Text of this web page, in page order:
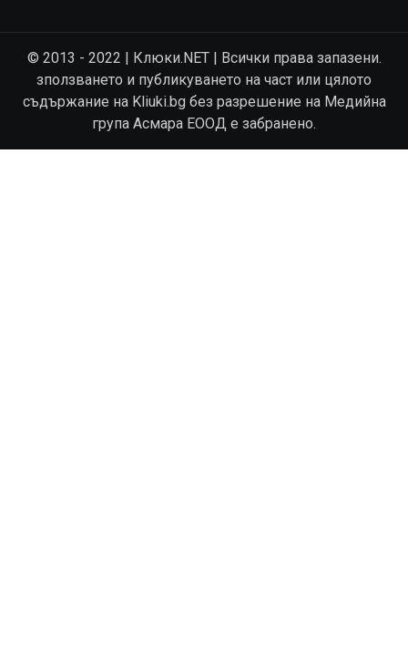
© 2013 - 2022 | Клюки.NET | Всички права запазени.
зползването и публикуването на част или цялото
съдържание на Kliuki.bg без разрешение на Медийна
група Асмара ЕООД е забранено.